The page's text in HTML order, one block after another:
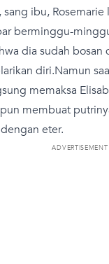
sang ibu,
berminggu-
dia sudah
diri.Namun
memaksa
membuat
eter.
ADVERTISEMENT